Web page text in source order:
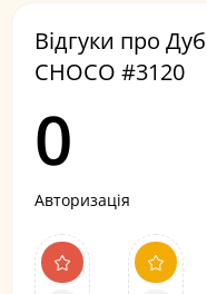
Відгуки про
CHOCO #3120
0
Авторизація